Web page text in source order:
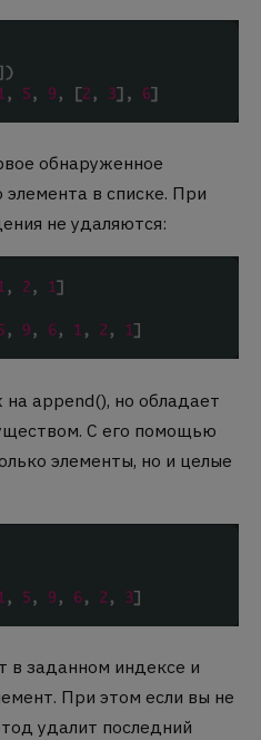
обнаруженное
в списке. При
не удаляются:
на append(), но обладает
С его помощью
элементы, но и целые
в заданном индексе и
При этом если вы не
удалит последний